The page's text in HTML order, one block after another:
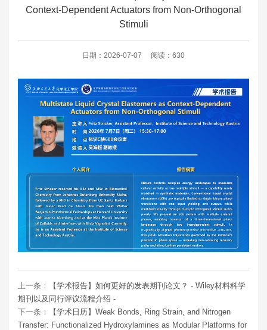
Context-Dependent Actuators from Non-Orthogonal
Stimuli
日期：2026-07-07 阅读：630
上一条：
【学术报告】如何更好的发表期刊论文？ - Wiley材料科学
期刊以及同行评议流程介绍 -
下一条：
【学术日历】Weak Bonds, Ring Strain, and Nitrogen
Transfer: Functionalized Hydroxylamines as Modular Platforms for